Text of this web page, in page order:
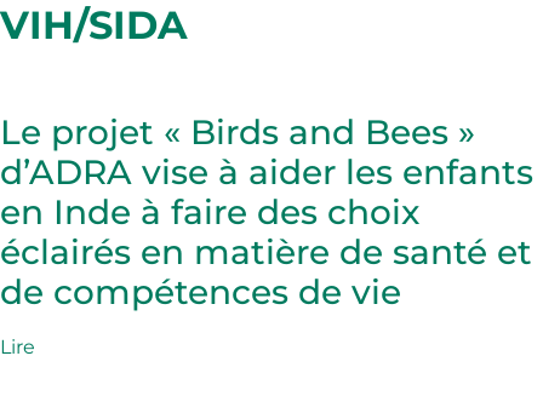
VIH/SIDA
Le projet « Birds and Bees »
d’ADRA vise à aider les enfants
en Inde à faire des choix
éclairés en matière de santé et
de compétences de vie
Lire